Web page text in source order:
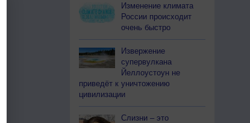
Изменение климата
России происходит
очень быстро
Извержение
супервулкана
Йеллоустоун не
приведёт к уничтожению
цивилизации
Слизни – это